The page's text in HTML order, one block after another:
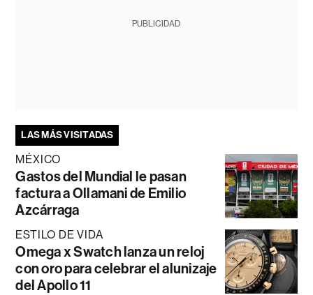
PUBLICIDAD
LAS MÁS VISITADAS
MÉXICO
Gastos del Mundial le pasan
factura a Ollamani de Emilio
Azcárraga
ESTILO DE VIDA
Omega x Swatch lanza un reloj
con oro para celebrar el alunizaje
del Apollo 11